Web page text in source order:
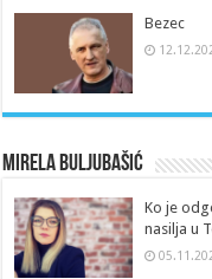
Bezec
Mirela Buljubašić
Ko je
nasilja u